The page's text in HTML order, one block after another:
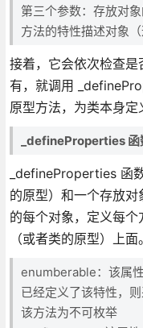
第三个参数：存放对
方法的特性描述对象
接着，它会依次检查
有，就调用
原型方法，为类本身定
_defineProperties 函
_defineProperties 函
的原型）和一个存放
的每个对象，定义每
（或者类的原型）上
enumberable：该属
已经定义了该特性，
该方法为不可枚举